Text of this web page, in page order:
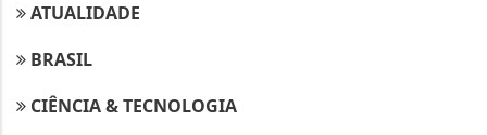
ATUALIDADE
BRASIL
CIÊNCIA & TECNOLOGIA